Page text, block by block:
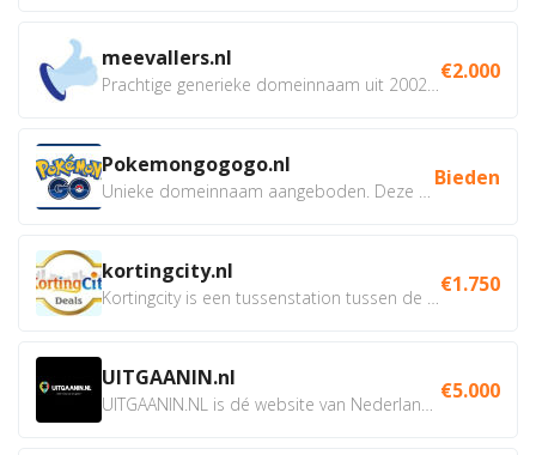
meevallers.nl €2.000
Pokemongogogo.nl Bieden
kortingcity.nl €1.750
UITGAANIN.nl €5.000